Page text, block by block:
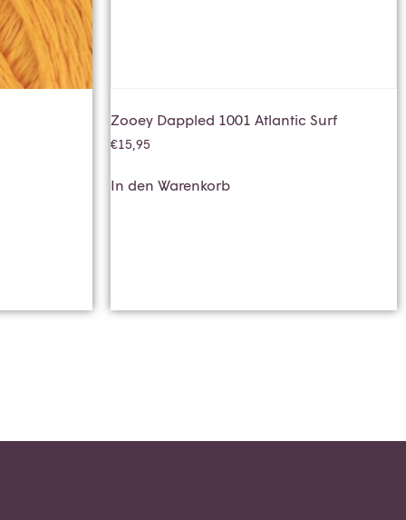
Zooey Dappled 1001 Atlantic Surf
€15,95
In den Warenkorb